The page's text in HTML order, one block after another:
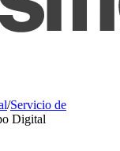
/Servicio de
Digital